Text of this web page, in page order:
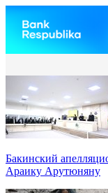
Бакинский
Араику Арутюняну